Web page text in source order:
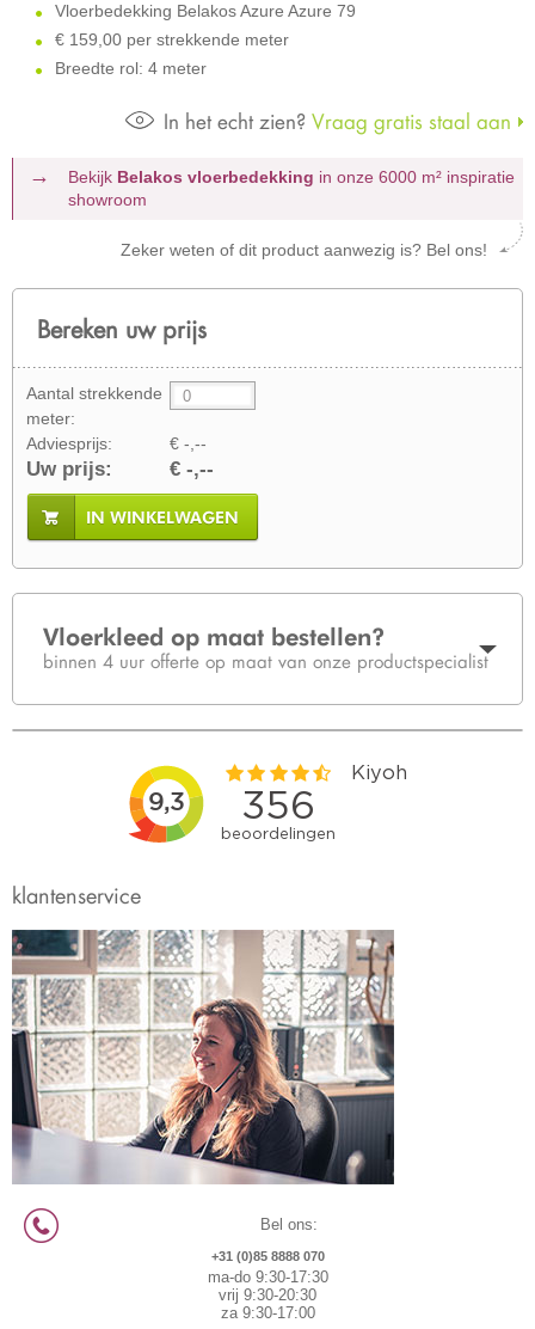
Vloerbedekking Belakos Azure Azure 79
€ 159,00 per strekkende meter
Breedte rol: 4 meter
In het echt zien? Vraag gratis staal aan
Bekijk Belakos vloerbedekking in onze 6000 m² inspiratie
showroom
Zeker weten of dit product aanwezig is? Bel ons!
Bereken uw prijs
Aantal strekkende
meter:
Adviesprijs:
€ -,--
Uw prijs: € -,--
IN WINKELWAGEN
Vloerkleed op maat bestellen?
binnen 4 uur offerte op maat van onze productspecialist
klantenservice
Bel ons:
+31 (0)85 8888 070
ma-do 9:30-17:30
vrij 9:30-20:30
za 9:30-17:00